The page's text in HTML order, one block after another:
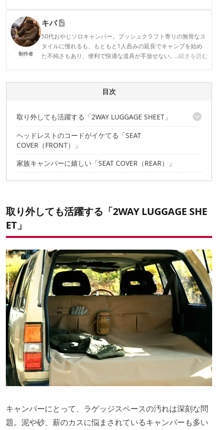
CAMP HACK編集部のプロフィール
制作者
キバ
50代おやじソロキャンパー。ブッシュクラフト寄りの無骨なス
タイルに憧れるも、もともと1人呑みの延長でキャンプを始め
た不純さもあり、便利で快適な道具が手放せない。...続きを読む
キバのプロフィール
目次
取り外しても活躍する「2WAY LUGGAGE SHEET」
コンパクト収納と画期的な2WAY仕様
生地はブランドオリジナルの「CORDURA®」
ヘッドレストのコードがイケてる「SEAT
COVER（FRONT）」
家族キャンパーに嬉しい「SEAT COVER（REAR）」
取り外しても活躍する「2WAY LUGGAGE SHE
ET」
キャンパーにとって、ラゲッジスペースの汚れは深刻な問
題。泥や砂、薪のカスに悩まされているキャンパーも多い